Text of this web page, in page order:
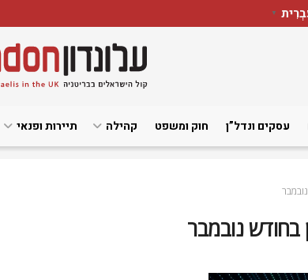
▼
עסקים ונדל”ן חוק ומשפט קהילה תיירות ופנאי
בחודש נובמבר